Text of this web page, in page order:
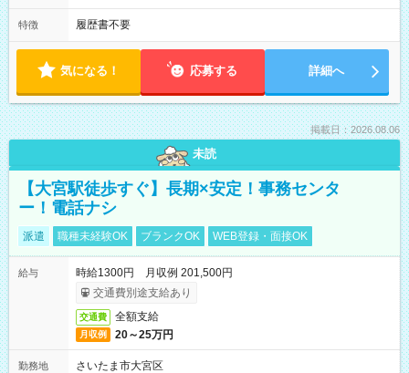
特徴 履歴書不要
気になる！ 応募する 詳細へ
掲載日：2026.08.06
未読
【大宮駅徒歩すぐ】長期×安定！事務センタ
ー！電話ナシ
派遣 職種未経験OK ブランクOK WEB登録・面接OK
給与
時給1300円 月収例 201,500円
交通費別途支給あり
交通費 全額支給
月収例 20～25万円
勤務地
さいたま市大宮区